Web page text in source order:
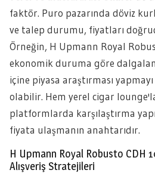
faktör. Puro pazarında döviz
ve talep durumu, fiyatları
Örneğin, H Upmann Royal
ekonomik duruma göre
içine piyasa araştırması
olabilir. Hem yerel cigar
platformlarda karşılaştırma
fiyata ulaşmanın anahtarıdır.
H Upmann Royal Robusto CDH
Alışveriş Stratejileri